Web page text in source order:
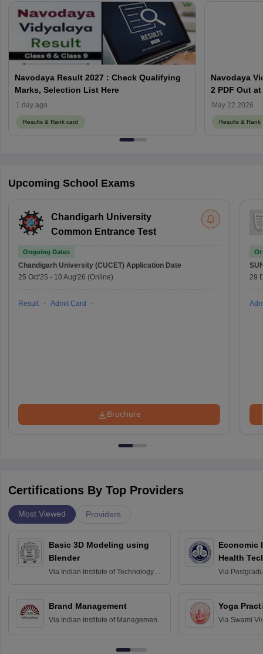
Navodaya Result 2027 : Check Qualifying
Marks, Selection List Here
1 day ago
Results & Rank card
Navodaya
2 PDF Out
May 22 2026
Results & Rank
Upcoming School Exams
Chandigarh University
Common Entrance Test
Ongoing Dates
Chandigarh University (CUCET) Application Date
25 Oct'25 - 10 Aug'26 (Online)
Result Admit Card
Brochure
29
Certifications By Top Providers
Most Viewed Providers
Basic 3D Modeling using
Blender
Via Indian Institute of Technology
Brand Management
Via Indian Institute of Management
Economic
Health
Via
Yoga
Via Swami